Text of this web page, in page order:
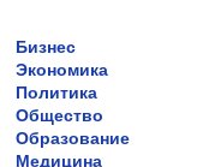
Бизнес
Экономика
Политика
Общество
Образование
Медицина